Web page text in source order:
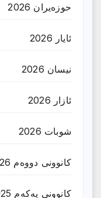
حوزه‌یران 2026
ئایار 2026
نیسان 2026
ئازار 2026
شوبات 2026
کانوونی دووەم 2026
کانوونی یەکەم 2025